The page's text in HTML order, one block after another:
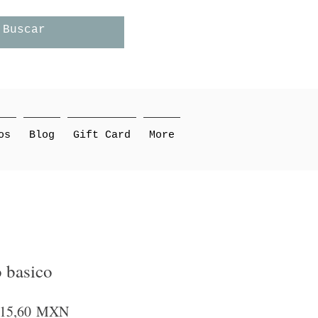
Blog Gift Card More
MXNPrecio